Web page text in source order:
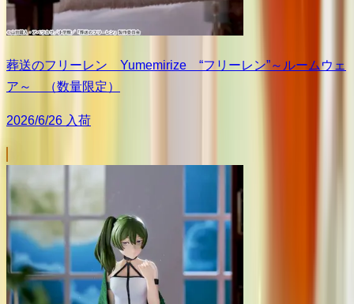
葬送のフリーレン Yumemirize “フリーレン”～ルームウェ
ア～ （数量限定）
2026/6/26 入荷